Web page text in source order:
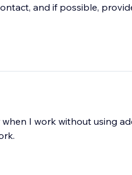
and if possible,
I work without using